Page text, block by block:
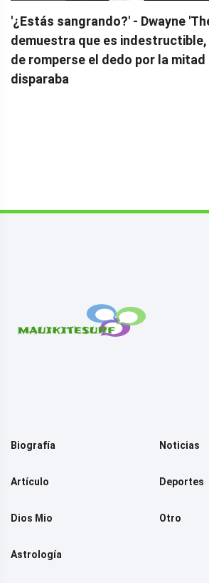
'¿Estás sangrando?' - Dwayne
demuestra que es indestructible,
de romperse el dedo por la
disparaba
Biografía Noticias
Artículo Deportes
Dios Mio Otro
Astrología